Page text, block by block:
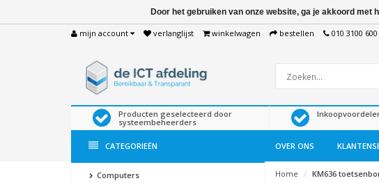
mijn account verlanglijst winkelwagen bestellen 010 3100 600
Producten geselecteerd door
systeembeheerders
CATEGORIEËN OVER ONS
Computers Home KM636
Door het gebruiken van onze website, ga je akkoord